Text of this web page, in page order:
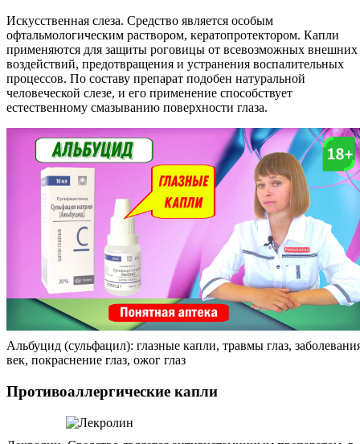
Искусственная слеза. Средство является особым
офтальмологическим раствором, кератопротектором. Капли
применяются для защиты роговицы от всевозможных внешних
воздействий, предотвращения и устранения воспалительных
процессов. По составу препарат подобен натуральной
человеческой слезе, и его применение способствует
естественному смазыванию поверхности глаза.
Альбуцид (сульфацил): глазные капли, травмы глаз,
век, покраснение глаз, ожог глаз
Противоаллергические капли